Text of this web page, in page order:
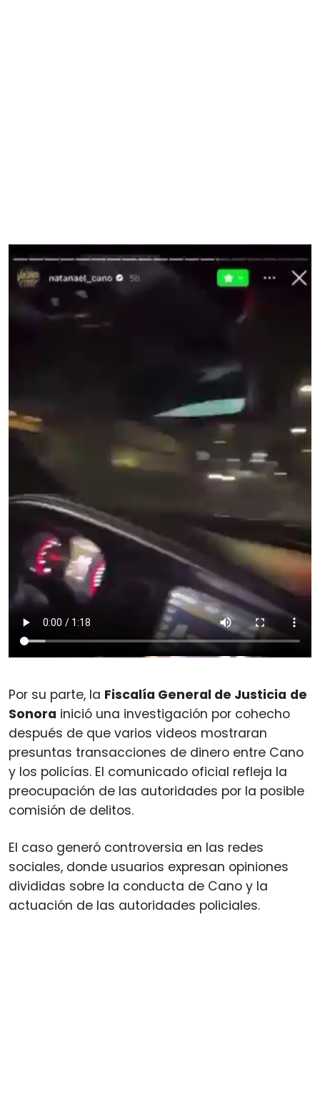
Por su parte, la Fiscalía General de Justicia de
Sonora inició una investigación por cohecho
después de que varios videos mostraran
presuntas transacciones de dinero entre Cano
y los policías. El comunicado oficial refleja la
preocupación de las autoridades por la posible
comisión de delitos.
El caso generó controversia en las redes
sociales, donde usuarios expresan opiniones
divididas sobre la conducta de Cano y la
actuación de las autoridades policiales.